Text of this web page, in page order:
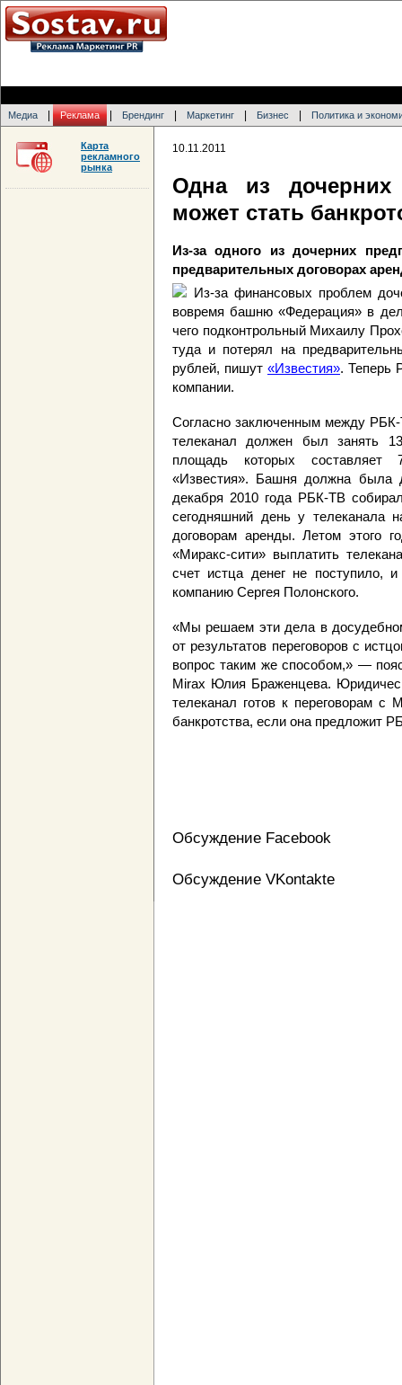
Медиа Реклама Брендинг Маркетинг Бизнес Политика и
10.11.2011
Одна из
может стать
Из-за одного из дочерних
предварительных договорах
Из-за финансовых проблем
вовремя башню «Федерация» в
чего подконтрольный Михаилу
туда и потерял на
рублей, пишут «Известия». Теперь
компании.
Согласно заключенным между РБК-
телеканал должен был занять
площадь которых составляет
«Известия». Башня должна была
декабря 2010 года РБК-ТВ
сегодняшний день у телеканала
договорам аренды. Летом этого
«Миракс-сити» выплатить
счет истца денег не поступило,
компанию Сергея Полонского.
«Мы решаем эти дела в
от результатов переговоров с
вопрос таким же способом,» —
Mirax Юлия Браженцева.
телеканал готов к переговорам с
банкротства, если она предложит
Обсуждение Facebook
Обсуждение VKontakte
Карта
рекламного
рынка